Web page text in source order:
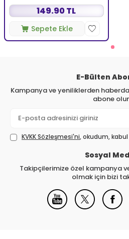
149.90 TL
Sepete Ekle
E-Bülten
Kampanya ve yeniliklerden
abone
KVKK Sözleşmesi'ni, okudum,
Sosyal
Takipçilerimize özel kampanya
olmak için bizi